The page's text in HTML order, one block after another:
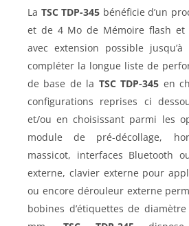
La TSC TDP-345 bénéficie d’un
et de 4 Mo de Mémoire flash et
avec extension possible
compléter la longue liste de
de base de la TSC TDP-345 en
configurations reprises ci
et/ou en choisissant parmi les
module de pré-décollage,
massicot, interfaces Bluetooth
externe, clavier externe pour
ou encore dérouleur externe
bobines d’étiquettes de